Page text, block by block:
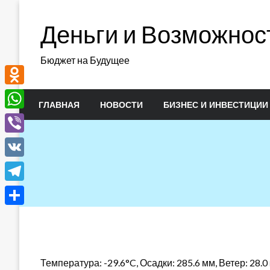
содержимомуДеньги и
Бюджет на Будущее
ГЛАВНАЯ НОВОСТИ БИЗНЕС И ИНВЕСТИЦИИ
Температура: -29.6°C, Осадки: 285.6 мм, Ветер:
Odnoklassniki
WhatsApp
Viber
VK
Telegram